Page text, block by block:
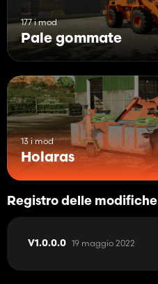
177 i mod
Pale gommate
13 i mod
Holaras
Registro delle modifiche
V1.0.0.0 19 maggio 2022